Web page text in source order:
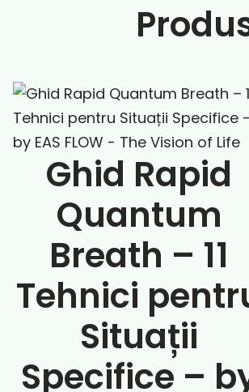
Ghid Rapid
Quantum
Breath – 11
Tehnici
Situații
Specifice –